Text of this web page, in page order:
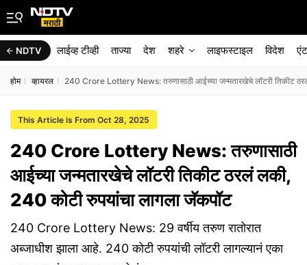
NDTV लाईव्ह टीव्ही ताज्या देश शहरे लाइफस्टाइल विदेश
होम व्हायरल 240 Crore Lottery News: तरुणासाठी आईच्या जन्मतारखेचे लॉटरी तिकीट
This Article is From Oct 28, 2025
240 Crore Lottery News: तरुणासाठी
आईच्या जन्मतारखेचे लॉटरी तिकीट ठरलं लकी,
240 कोटी रुपयांचा लागला जॅकपॉट
240 Crore Lottery News: 29 वर्षीय तरुण रातोरात
अब्जाधीश झाला आहे. 240 कोटी रुपयांची लॉटरी लागल्यानं एका